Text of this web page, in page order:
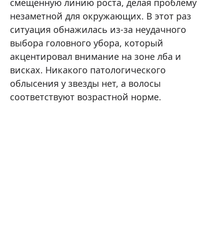
смещенную линию роста, делая проблему
незаметной для окружающих. В этот раз
ситуация обнажилась из-за неудачного
выбора головного убора, который
акцентировал внимание на зоне лба и
висках. Никакого патологического
облысения у звезды нет, а волосы
соответствуют возрастной норме.